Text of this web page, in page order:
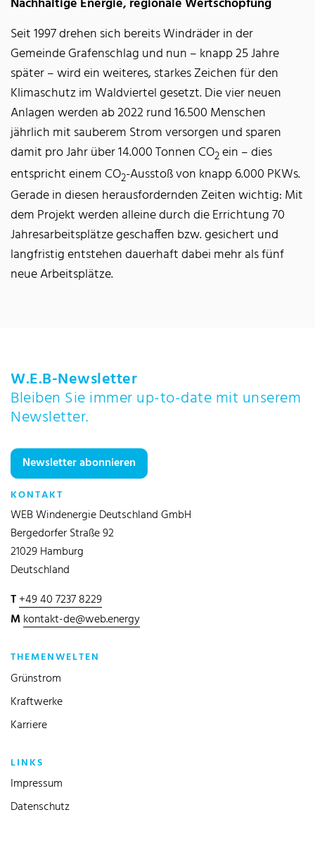
Nachhaltige Energie, regionale Wertschöpfung
Seit 1997 drehen sich bereits Windräder in der
Gemeinde Grafenschlag und nun – knapp 25 Jahre
später – wird ein weiteres, starkes Zeichen für den
Klimaschutz im Waldviertel gesetzt. Die vier neuen
Anlagen werden ab 2022 rund 16.500 Menschen
jährlich mit sauberem Strom versorgen und sparen
damit pro Jahr über 14.000 Tonnen CO2ein – dies
entspricht einem CO2-Ausstoß von knapp 6.000 PKWs.
Gerade in diesen herausfordernden Zeiten wichtig: Mit
dem Projekt werden alleine durch die Errichtung 70
Jahresarbeitsplätze geschaffen bzw. gesichert und
langfristig entstehen dauerhaft dabei mehr als fünf
neue Arbeitsplätze.
W.E.B-Newsletter
Bleiben Sie immer up-to-date mit unserem
Newsletter.
Newsletter abonnieren
KONTAKT
WEB Windenergie Deutschland GmbH
Bergedorfer Straße 92
21029 Hamburg
Deutschland
T+49 40 7237 8229
Mkontakt-de@web.energy
THEMENWELTEN
Grünstrom
Kraftwerke
Karriere
LINKS
Impressum
Datenschutz